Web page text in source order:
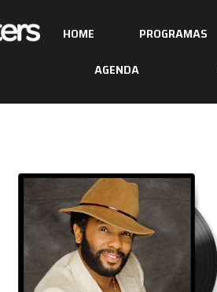
HOME PROGRAMAS
AGENDA